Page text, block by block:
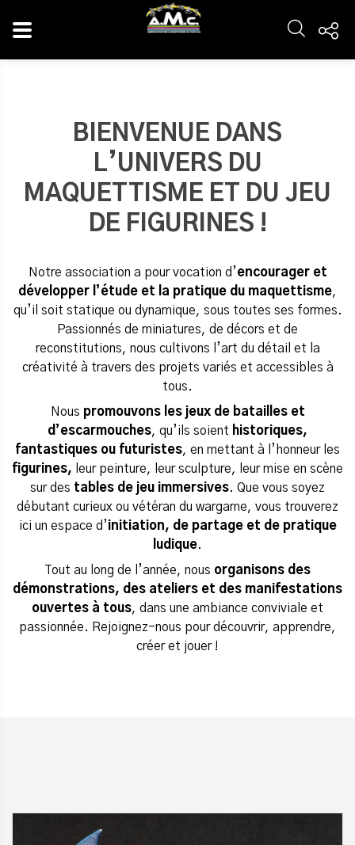
BIENVENUE DANS
L’UNIVERS DU
MAQUETTISME ET DU JEU
DE FIGURINES !
Notre association a pour vocation d’encourager et
développer l’étude et la pratique du maquettisme,
qu’il soit statique ou dynamique, sous toutes ses formes.
Passionnés de miniatures, de décors et de
reconstitutions, nous cultivons l’art du détail et la
créativité à travers des projets variés et accessibles à
tous.
Nous promouvons les jeux de batailles et
d’escarmouches, qu’ils soient historiques,
fantastiques ou futuristes, en mettant à l’honneur les
figurines, leur peinture, leur sculpture, leur mise en scène
sur des tables de jeu immersives. Que vous soyez
débutant curieux ou vétéran du wargame, vous trouverez
ici un espace d’initiation, de partage et de pratique
ludique.
Tout au long de l’année, nous organisons des
démonstrations, des ateliers et des manifestations
ouvertes à tous, dans une ambiance conviviale et
passionnée. Rejoignez-nous pour découvrir, apprendre,
créer et jouer !
Panneau de gestion des cookies